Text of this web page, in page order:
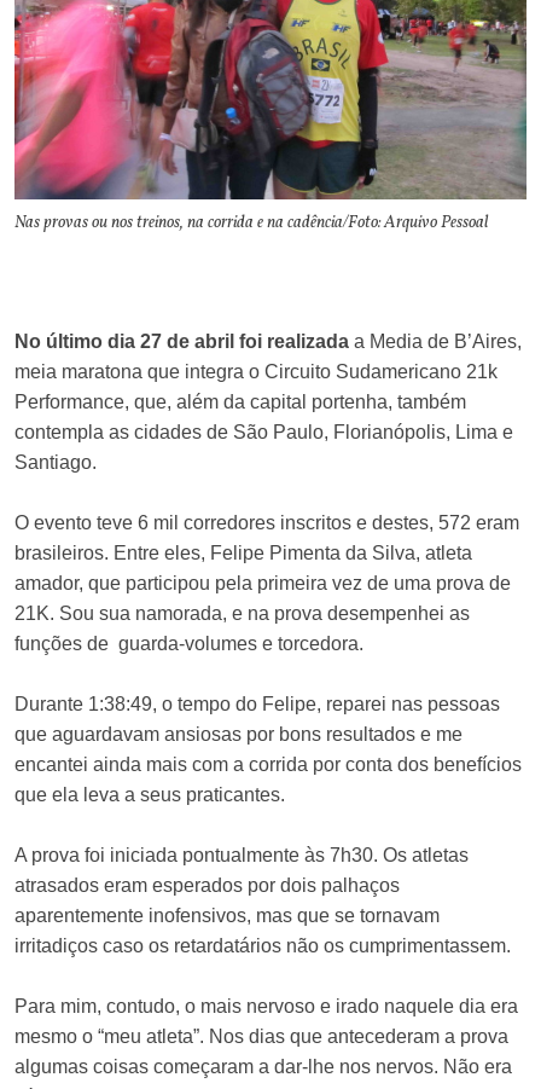
Nas provas ou nos treinos, na corrida e na cadência/Foto: Arquivo Pessoal
No último dia 27 de abril foi realizada a Media de B’Aires,
meia maratona que integra o Circuito Sudamericano 21k
Performance, que, além da capital portenha, também
contempla as cidades de São Paulo, Florianópolis, Lima e
Santiago.
O evento teve 6 mil corredores inscritos e destes, 572 eram
brasileiros. Entre eles, Felipe Pimenta da Silva, atleta
amador, que participou pela primeira vez de uma prova de
21K. Sou sua namorada, e na prova desempenhei as
funções de guarda-volumes e torcedora.
Durante 1:38:49, o tempo do Felipe, reparei nas pessoas
que aguardavam ansiosas por bons resultados e me
encantei ainda mais com a corrida por conta dos benefícios
que ela leva a seus praticantes.
A prova foi iniciada pontualmente às 7h30. Os atletas
atrasados eram esperados por dois palhaços
aparentemente inofensivos, mas que se tornavam
irritadiços caso os retardatários não os cumprimentassem.
Para mim, contudo, o mais nervoso e irado naquele dia era
mesmo o “meu atleta”. Nos dias que antecederam a prova
algumas coisas começaram a dar-lhe nos nervos. Não era